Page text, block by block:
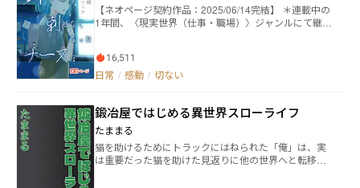
【ネオページ契約作品：2025/06/14完結】 ＊連載中の
1年間、〈現実世界（仕事・職場）〉ジャンルにて継続
をきっかけに、針にトラウマを抱えてしまう。 針刺し
業務ができなくなったことで病院を退職し、デイサー
ふたたび医療現場に戻るべく「まなべ精神科クリニッ
ク」の門を叩く―― 精神科訪問看護、そしてカフェ＆バー
「Toute La Journée」を中心に繰り広げられるヒュー
マンドラマ。 表紙イラスト：ネモフィラさま
16,511
日常 / 感動 / 切ない
鍛冶屋ではじめる異世界スローライフ
たままる
猫を助けるためにトラックにはねられた「俺」は、実
は重要だった猫を助けた見返りに他の世界へと転移す